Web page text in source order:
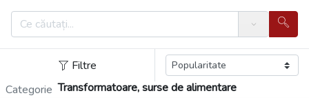
Search
Filtre
Categorie Transformatoare, surse de alimentare